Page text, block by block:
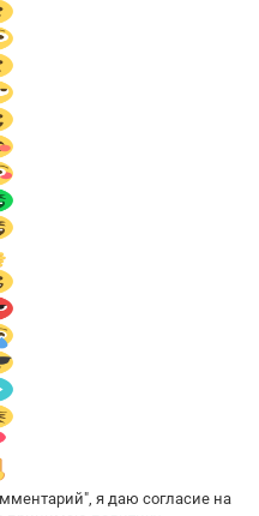
я даю согласие на